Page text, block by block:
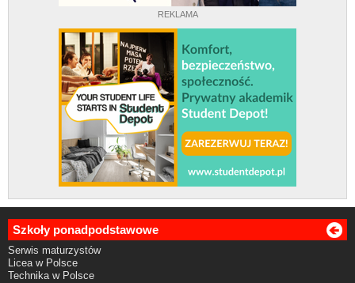
REKLAMA
Szkoły ponadpodstawowe
Serwis maturzystów
Licea w Polsce
Technika w Polsce